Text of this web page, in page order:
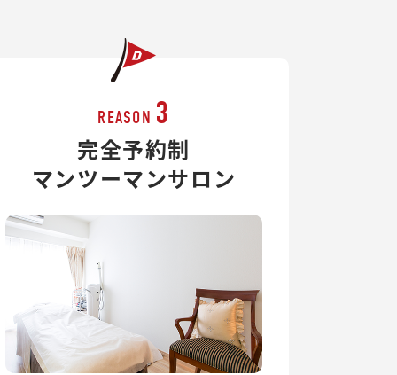
REASON 3
完全予約制
マンツーマンサロン